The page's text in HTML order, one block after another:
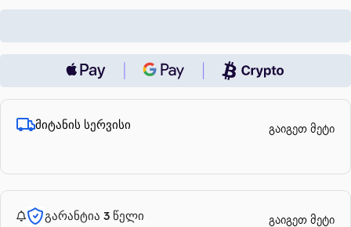
მიტანის სერვისი გაიგეთ მეტი
გარანტია 3 წელი გაიგეთ მეტი